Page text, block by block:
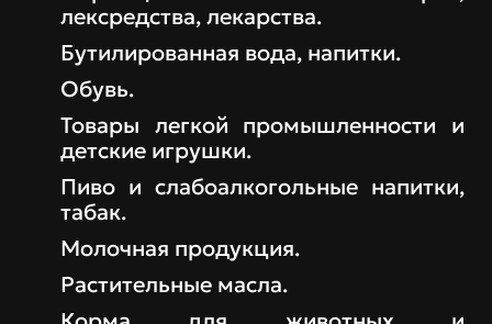
лексредства, лекарства.
Бутилированная вода, напитки.
Обувь.
Товары легкой промышленности и
детские игрушки.
Пиво и слабоалкогольные напитки,
табак.
Молочная продукция.
Растительные масла.